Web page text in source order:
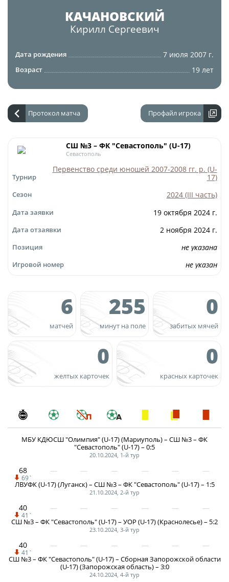
Новости
О турнире
Кубок Объединенного Чемпионата по
футболу "Содружество"
Турнирные таблицы
Команды
Турнир Объединенного чемпионата по
2009-2010 годов рождения (U-17)
Турнирная таблица
Статистика
Команды
Дисквалификации
Турнир Объединенного Чемпионата по
футболу "Содружество" среди юношей
2011-2012 годов рождения (U-15)
Календарь и результаты матчей
Статистика
Команды
Дисквалификации
О турнире
Бухгалтерия
Служба безопасности
Пресс-служба
Отдел информационных технологий
Комитеты
Спортивный комитет
Контрольно-дисциплинарный комитет
КАЧАНОВСКИЙ
Кирилл Сергеевич
Возраст 19 лет
Дата рождения 7 июля 2007 г.
Протокол матча Профайл игрока
СШ №3 – ФК "Севастополь" (U-17)
Севастополь
Турнир
Первенство среди юношей 2007-2008 гг. р. (U-
17)
Сезон 2024 (III часть)
Дата заявки 19 октября 2024 г.
Дата отзаявки 2 ноября 2024 г.
Позиция не указана
Игровой номер не указан
матчей
6
минут на поле
255
забитых мячей
0
желтых карточек
0
красных карточек
0
МБУ КДЮСШ "Олимпия" (U-17) (Мариуполь) – СШ №3 – ФК
"Севастополь" (U-17) – 0:5
20.10.2024, 1-й тур
68
69`
ЛВУФК (U-17) (Луганск) – СШ №3 – ФК "Севастополь" (U-17) – 1:5
21.10.2024, 2-й тур
40
41`
СШ №3 – ФК "Севастополь" (U-17) – УОР (U-17) (Краснолесье) – 5:2
23.10.2024, 3-й тур
40
41`
СШ №3 – ФК "Севастополь" (U-17) – Сборная Запорожской области
(U-17) (Запорожская область) – 3:0
24.10.2024, 4-й тур